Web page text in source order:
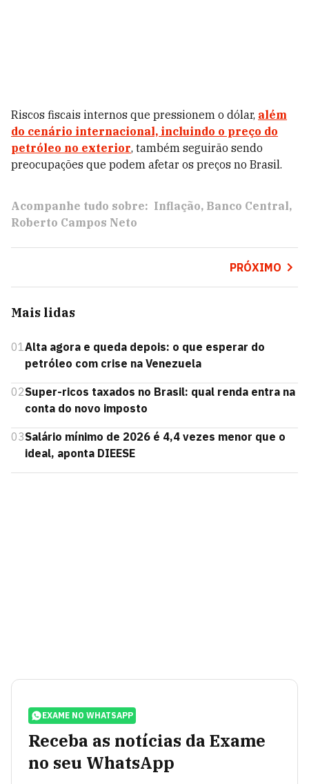
Riscos fiscais internos que pressionem o dólar, além
do cenário internacional, incluindo o preço do
petróleo no exterior, também seguirão sendo
preocupações que podem afetar os preços no Brasil.
Acompanhe tudo sobre: Inflação Banco Central
Roberto Campos Neto
PRÓXIMO
Mais lidas
01Alta agora e queda depois: o que esperar do
petróleo com crise na Venezuela
02Super-ricos taxados no Brasil: qual renda entra na
conta do novo imposto
03Salário mínimo de 2026 é 4,4 vezes menor que o
ideal, aponta DIEESE
EXAME NO WHATSAPP
Receba as notícias da Exame
no seu WhatsApp